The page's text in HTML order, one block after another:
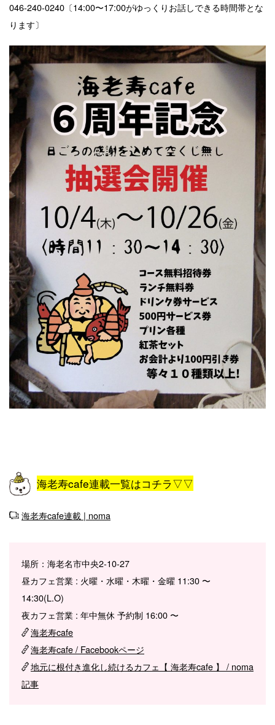
046-240-0240〔14:00〜17:00がゆっくりお話しできる時間帯とな
ります〕
海老寿cafe連載一覧はコチラ▽▽
海老寿cafe連載 | noma
場所：海老名市中央2-10-27
昼カフェ営業 : 火曜・水曜・木曜・金曜 11:30 〜
14:30(L.O)
夜カフェ営業 : 年中無休 予約制 16:00 〜
海老寿cafe
海老寿cafe / Facebookページ
地元に根付き進化し続けるカフェ【 海老寿cafe 】 / noma
記事